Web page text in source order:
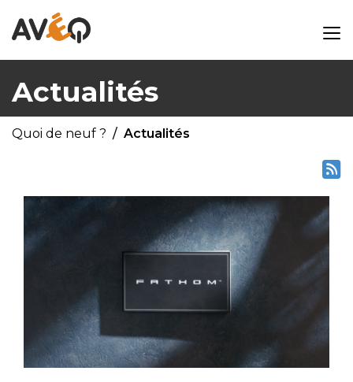
Actualités
Quoi de neuf ? Actualités